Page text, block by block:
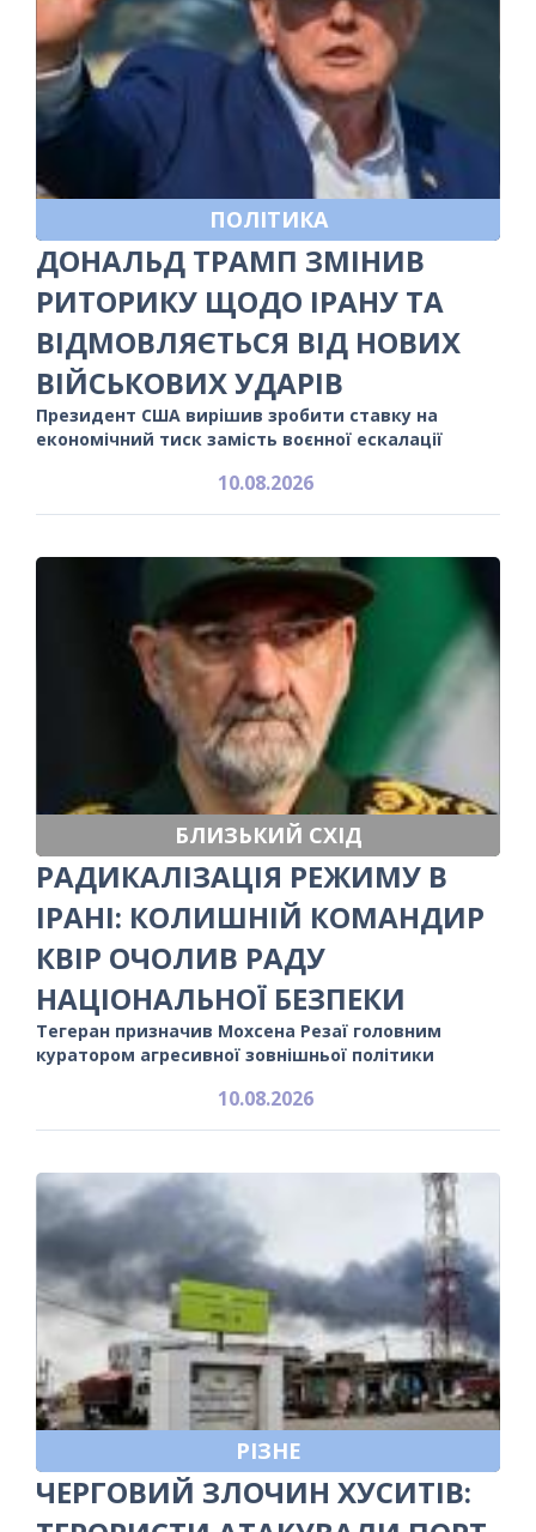
ПОЛІТИКА
ДОНАЛЬД ТРАМП ЗМІНИВ
РИТОРИКУ ЩОДО ІРАНУ ТА
ВІДМОВЛЯЄТЬСЯ ВІД НОВИХ
ВІЙСЬКОВИХ УДАРІВ
Президент США вирішив зробити ставку на
економічний тиск замість воєнної ескалації
10.08.2026
БЛИЗЬКИЙ СХІД
РАДИКАЛІЗАЦІЯ РЕЖИМУ В
ІРАНІ: КОЛИШНІЙ КОМАНДИР
КВІР ОЧОЛИВ РАДУ
НАЦІОНАЛЬНОЇ БЕЗПЕКИ
Тегеран призначив Мохсена Резаї головним
куратором агресивної зовнішньої політики
10.08.2026
РІЗНЕ
ЧЕРГОВИЙ ЗЛОЧИН ХУСИТІВ: